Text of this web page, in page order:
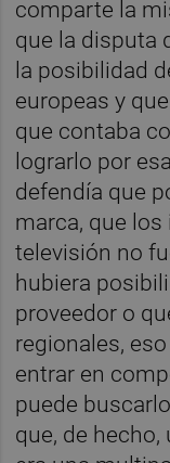
comparte la
que la disputa
la posibilidad
europeas y
que contaba
lograrlo por
defendía que
marca, que
televisión no
hubiera
proveedor o
regionales,
entrar en
puede
que, de